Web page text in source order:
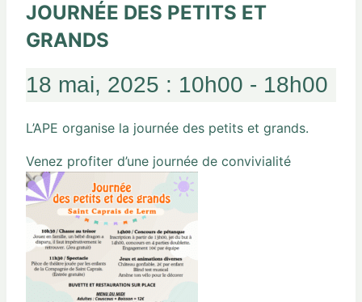
JOURNÉE DES PETITS ET
GRANDS
18 mai, 2025 : 10h00 - 18h00
L’APE organise la journée des petits et grands.
Venez profiter d’une journée de convivialité